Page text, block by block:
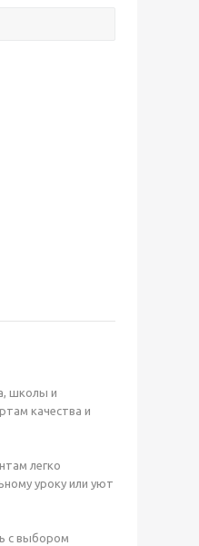
школы и
качества и
легко
уроку или уют
с выбором